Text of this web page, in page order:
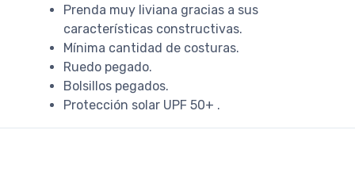
Prenda muy liviana gracias a sus
características constructivas.
Mínima cantidad de costuras.
Ruedo pegado.
Bolsillos pegados.
Protección solar UPF 50+ .